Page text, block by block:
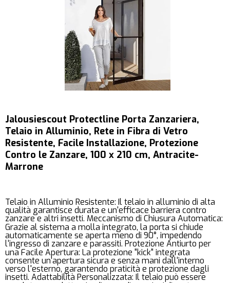
Jalousiescout Protectline Porta Zanzariera,
Telaio in Alluminio, Rete in Fibra di Vetro
Resistente, Facile Installazione, Protezione
Contro le Zanzare, 100 x 210 cm, Antracite-
Marrone
Telaio in Alluminio Resistente: Il telaio in alluminio di alta
qualità garantisce durata e un'efficace barriera contro
zanzare e altri insetti. Meccanismo di Chiusura Automatica:
Grazie al sistema a molla integrato, la porta si chiude
automaticamente se aperta meno di 90°, impedendo
l'ingresso di zanzare e parassiti. Protezione Antiurto per
una Facile Apertura: La protezione "kick" integrata
consente un'apertura sicura e senza mani dall'interno
verso l'esterno, garantendo praticità e protezione dagli
insetti. Adattabilità Personalizzata: Il telaio può essere